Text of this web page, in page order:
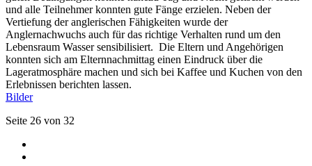
und alle Teilnehmer konnten gute Fänge erzielen. Neben der
Vertiefung der anglerischen Fähigkeiten wurde der
Anglernachwuchs auch für das richtige Verhalten rund um den
Lebensraum Wasser sensibilisiert. Die Eltern und Angehörigen
konnten sich am Elternnachmittag einen Eindruck über die
Lageratmosphäre machen und sich bei Kaffee und Kuchen von den
Erlebnissen berichten lassen.
Bilder
Seite 26 von 32